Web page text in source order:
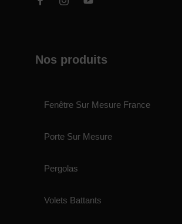
Nos produits
Fenêtre Sur Mesure France
Porte Sur Mesure
Pergolas
Volets Battants